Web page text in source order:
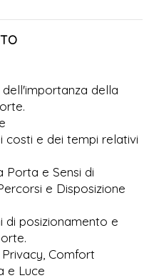
della
costi e dei tempi relativi
Porta e Sensi di
e Disposizione
di posizionamento e
Privacy, Comfort
e Luce